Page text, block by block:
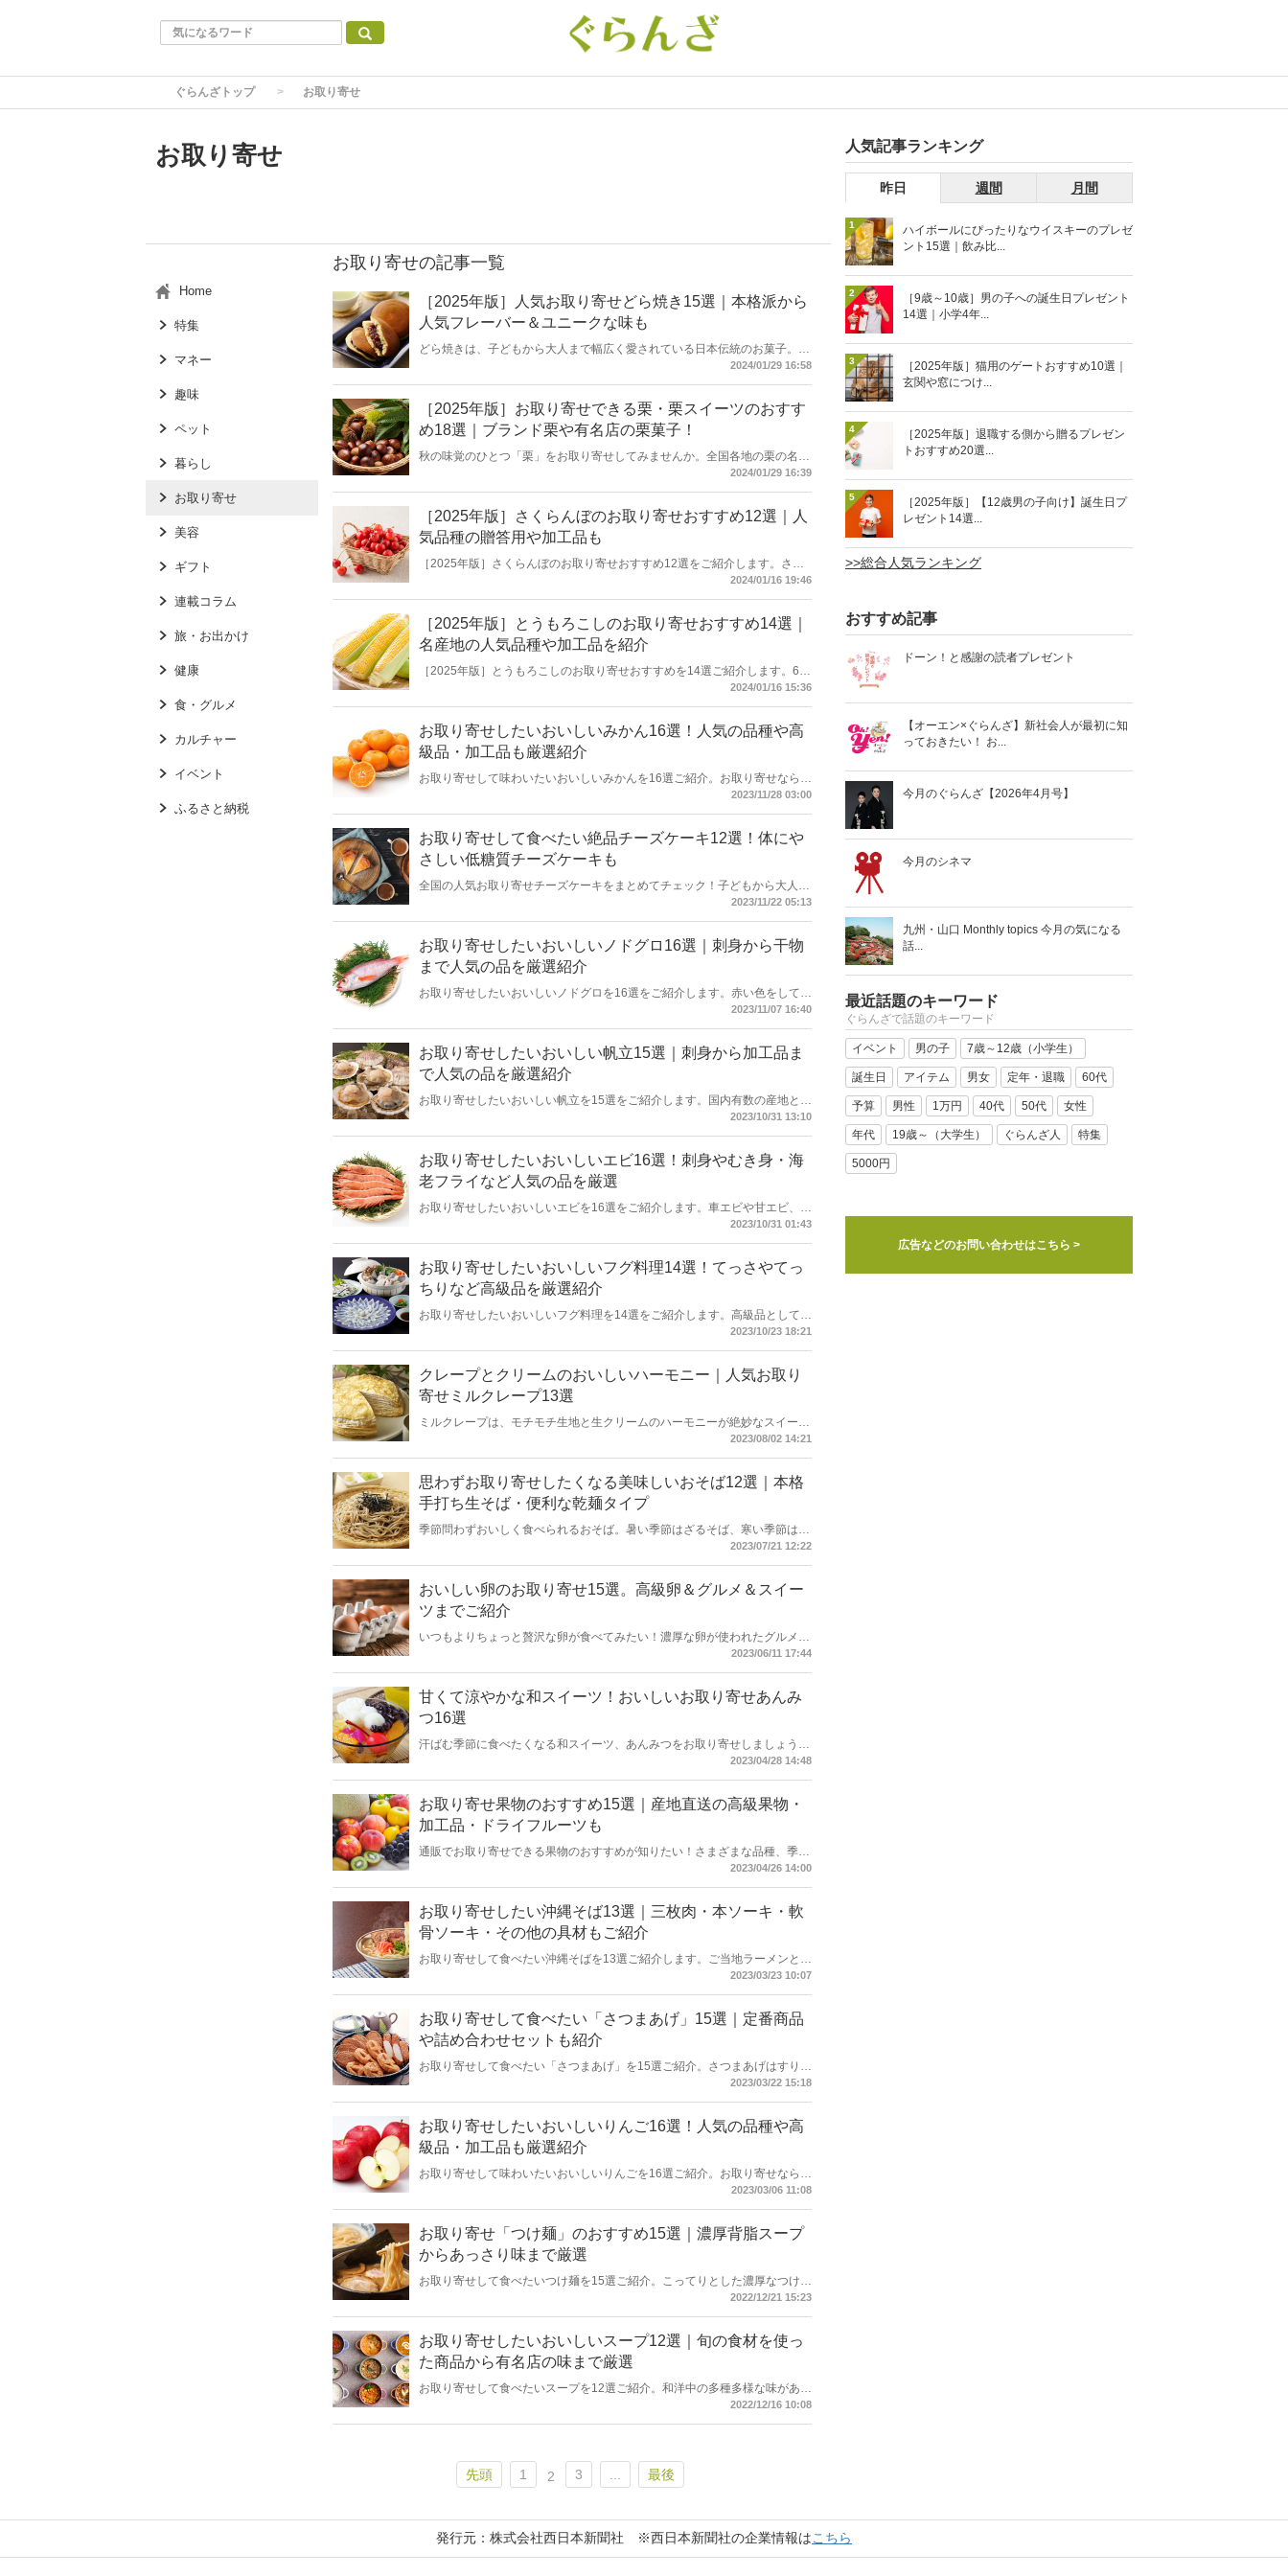
ぐらんざトップ お取り寄せ
お取り寄せ
Home
特集
マネー
趣味
ペット
暮らし
お取り寄せ
美容
ギフト
連載コラム
旅・お出かけ
健康
食・グルメ
カルチャー
イベント
ふるさと納税
お取り寄せの記事一覧
［2025年版］人気お取り寄せどら焼き15選｜本格派から
人気フレーバー＆ユニークな味も
どら焼きは、子どもから大人まで幅広く愛されている日本伝統のお菓子。今
回は、［2025年版］お取り寄せして食べたいおすすめどら焼きを厳選して
菓子が苦手な方も思わずお取り寄せしたくなる商品が盛りだくさんですよ。
2024/01/29 16:58
［2025年版］お取り寄せできる栗・栗スイーツのおすす
め18選｜ブランド栗や有名店の栗菓子！
秋の味覚のひとつ「栗」をお取り寄せしてみませんか。全国各地の栗の名産
地から直送される人気のお取り寄せ栗を厳選しました。生栗や新栗、ブラン
んでくださいね。［2025年版］お取り寄せできる栗・栗スイーツのおすす
め18選をお届けします。
2024/01/29 16:39
［2025年版］さくらんぼのお取り寄せおすすめ12選｜人
気品種の贈答用や加工品も
［2025年版］さくらんぼのお取り寄せおすすめ12選をご紹介します。さく
らんぼは初夏の時期が旬のフルーツ。山形県や北海道、山梨県などが産地と
もお届けします。ご自宅用や贈答用に最適なさくらんぼをお探しの方は参考
にしてくださいね。
2024/01/16 19:46
［2025年版］とうもろこしのお取り寄せおすすめ14選｜
名産地の人気品種や加工品を紹介
［2025年版］とうもろこしのお取り寄せおすすめを14選ご紹介します。6月
から9月にかけて旬になる「とうもろこし」。北海道や千葉県、茨城県など
使った加工品もお届けします。お取り寄せで味わえるおいしいとうもろこし
をお探しの方は参考にしてくださいね。
2024/01/16 15:36
お取り寄せしたいおいしいみかん16選！人気の品種や高
級品・加工品も厳選紹介
お取り寄せして味わいたいおいしいみかんを16選ご紹介。お取り寄せなら全
国各地で栽培されるみかんが手軽にご自宅で楽しめますよ。「有田みかん」
事でお気に入りのみかんを見つけて味わってくださいね。
2023/11/28 03:00
お取り寄せして食べたい絶品チーズケーキ12選！体にや
さしい低糖質チーズケーキも
全国の人気お取り寄せチーズケーキをまとめてチェック！子どもから大人ま
で幅広い世代に人気のチーズケーキには、ベイクド、レア、スフレ、バスク
だけを厳選してご紹介します。家族で食べる特別なチーズケーキや大切な方
へのギフトにもぴったりですよ。
2023/11/22 05:13
お取り寄せしたいおいしいノドグロ16選｜刺身から干物
まで人気の品を厳選紹介
お取り寄せしたいおいしいノドグロを16選をご紹介します。赤い色をしてい
るノドグロは、「白身のトロ」と言われるほど脂ののりがよい品。産地とし
ならではのメリット。本記事でお気に入りのノドグロを見つけてご堪能くだ
さい。
2023/11/07 16:40
お取り寄せしたいおいしい帆立15選｜刺身から加工品ま
で人気の品を厳選紹介
お取り寄せしたいおいしい帆立を15選をご紹介します。国内有数の産地とし
て知られる北海道猿払、養殖が盛んな青森県や北海道、宮城県の品などがお
り寄せならではのメリット。本記事でお気に入りの帆立を見つけてください
ね。
2023/10/31 13:10
お取り寄せしたいおいしいエビ16選！刺身やむき身・海
老フライなど人気の品を厳選
お取り寄せしたいおいしいエビを16選をご紹介します。車エビや甘エビ、伊
勢海老など、さまざまな種類のエビがお取り寄せ可能。生食用からむき身、
ト。本記事でお気に入りのエビを見つけてくださいね。
2023/10/31 01:43
お取り寄せしたいおいしいフグ料理14選！てっさやてっ
ちりなど高級品を厳選紹介
お取り寄せしたいおいしいフグ料理を14選をご紹介します。高級品として知
られる天然の国産トラフグのほか、おいしい養殖の品もお取り寄せ可能。フ
お気に入りのフグ料理を見つけてくださいね。
2023/10/23 18:21
クレープとクリームのおいしいハーモニー｜人気お取り
寄せミルクレープ13選
ミルクレープは、モチモチ生地と生クリームのハーモニーが絶妙なスイー
ツ。今回はお取り寄せできるおすすめミルクレープを厳選してご紹介しま
て自宅でお楽しみください。
2023/08/02 14:21
思わずお取り寄せしたくなる美味しいおそば12選｜本格
手打ち生そば・便利な乾麺タイプ
季節問わずおいしく食べられるおそば。暑い季節はざるそば、寒い季節はか
けそばなど季節に合わせて食べ方やトッピングを変えて楽しめるのが魅力的
2023/07/21 12:22
おいしい卵のお取り寄せ15選。高級卵＆グルメ＆スイー
ツまでご紹介
いつもよりちょっと贅沢な卵が食べてみたい！濃厚な卵が使われたグルメや
スイーツが食べたい！養鶏場でのびのびと育った鶏の卵は、黄身のコクが深
なる卵が見つかるはずですよ。
2023/06/11 17:44
甘くて涼やかな和スイーツ！おいしいお取り寄せあんみ
つ16選
汗ばむ季節に食べたくなる和スイーツ、あんみつをお取り寄せしましょう。
人気店や名店の味が、通販サイトで手軽に楽しめます。具材がそれぞれパッ
つをご紹介します。季節のギフトにぴったりな商品もありますよ。
2023/04/28 14:48
お取り寄せ果物のおすすめ15選｜産地直送の高級果物・
加工品・ドライフルーツも
通販でお取り寄せできる果物のおすすめが知りたい！さまざまな品種、季節
によっても異なるお取り寄せ果物。数ある中から旬のお取り寄せ果物、果汁
たの好きな果物もきっとありますよ。
2023/04/26 14:00
お取り寄せしたい沖縄そば13選｜三枚肉・本ソーキ・軟
骨ソーキ・その他の具材もご紹介
お取り寄せして食べたい沖縄そばを13選ご紹介します。ご当地ラーメンとし
て人気の高い沖縄そばは一般的なラーメンとは一線を画した独特な味わい
ますよ。本記事でお気に入りの沖縄そばを見つけてくださいね。
2023/03/23 10:07
お取り寄せして食べたい「さつまあげ」15選｜定番商品
や詰め合わせセットも紹介
お取り寄せして食べたい「さつまあげ」を15選ご紹介。さつまあげはすり身
だけのシンプルなものからいろいろな具材が入ったものまでさまざまな味が
てくださいね。
2023/03/22 15:18
お取り寄せしたいおいしいりんご16選！人気の品種や高
級品・加工品も厳選紹介
お取り寄せして味わいたいおいしいりんごを16選ご紹介。お取り寄せなら青
森や長野などの名産地で栽培されるりんごが手軽にご自宅で楽しめますよ。
に入りのりんごを見つけてお取り寄せで味わってくださいね。
2023/03/06 11:08
お取り寄せ「つけ麺」のおすすめ15選｜濃厚背脂スープ
からあっさり味まで厳選
お取り寄せして食べたいつけ麺を15選ご紹介。こってりとした濃厚なつけだ
れからあっさり系まで、さまざまな味わいが楽しめるつけ麺。常に行列を作
2022/12/21 15:23
お取り寄せしたいおいしいスープ12選｜旬の食材を使っ
た商品から有名店の味まで厳選
お取り寄せして食べたいスープを12選ご紹介。和洋中の多種多様な味がある
なかで、おいしいスープのみを厳選しました。一流ホテルで提供されるスー
2022/12/16 10:08
先頭 1 2 3 最後
人気記事ランキング
昨日 週間 月間
1
ハイボールにぴったりなウイスキーのプレゼ
ント15選｜飲み比...
2
［9歳～10歳］男の子への誕生日プレゼント
14選｜小学4年...
3
［2025年版］猫用のゲートおすすめ10選｜
玄関や窓につけ...
4
［2025年版］退職する側から贈るプレゼン
トおすすめ20選...
5
［2025年版］【12歳男の子向け】誕生日プ
レゼント14選...
>>総合人気ランキング
おすすめ記事
ドーン！と感謝の読者プレゼント
【オーエン×ぐらんざ】新社会人が最初に知
っておきたい！ お...
今月のぐらんざ【2026年4月号】
今月のシネマ
九州・山口 Monthly topics 今月の気になる
話...
最近話題のキーワード
ぐらんざで話題のキーワード
イベント 男の子 7歳～12歳（小学生）
誕生日 アイテム 男女 定年・退職 60代
予算 男性 1万円 40代 50代 女性
年代 19歳～（大学生） ぐらんざ人 特集
5000円
広告などのお問い合わせはこちら >
発行元：株式会社西日本新聞社 ※西日本新聞社の企業情報はこちら